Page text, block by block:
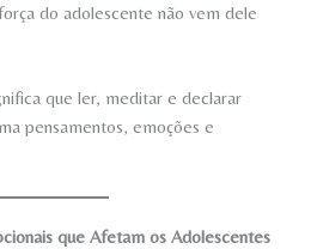
do adolescente não vem dele
que ler, meditar e declarar
pensamentos, emoções e
que Afetam os Adolescentes